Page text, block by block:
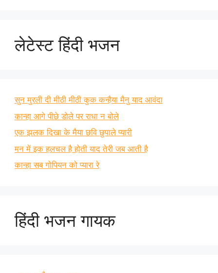
लेटेस्ट हिंदी भजन
सुन मुरली दी मीठी मीठी कुक कन्हैया मैनु याद आवंदा
कान्हा आगे पीछे डोले पर राधा न बोले
एक झलक दिखा के मैया छवि छुपाले प्यारी
मन में इक हलचल है होती याद तेरी जब आती है
कान्हा सब गोपियन को प्यारा रे
हिंदी भजन गायक